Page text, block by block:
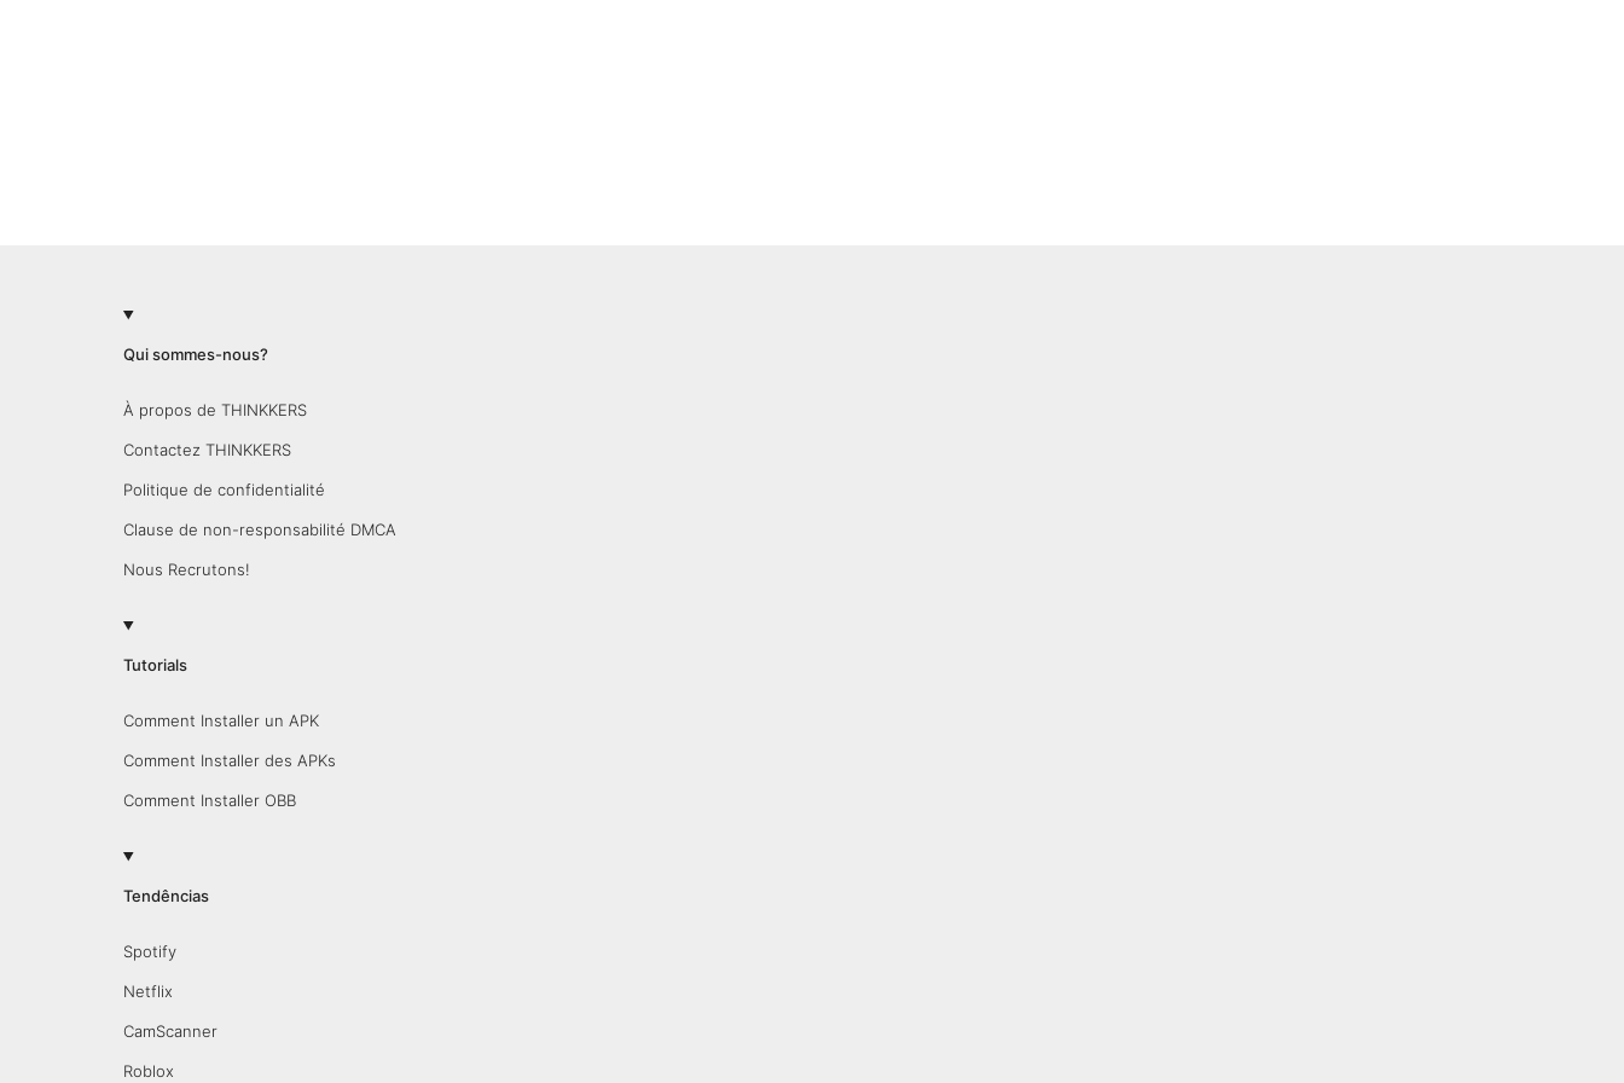
Qui sommes-nous?
À propos de THINKKERS
Contactez THINKKERS
Politique de confidentialité
Clause de non-responsabilité DMCA
Nous Recrutons!
Tutorials
Comment Installer un APK
Comment Installer des APKs
Comment Installer OBB
Tendências
Spotify
Netflix
CamScanner
Roblox